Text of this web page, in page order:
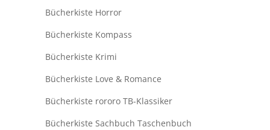
Bücherkiste Horror
Bücherkiste Kompass
Bücherkiste Krimi
Bücherkiste Love & Romance
Bücherkiste rororo TB-Klassiker
Bücherkiste Sachbuch Taschenbuch